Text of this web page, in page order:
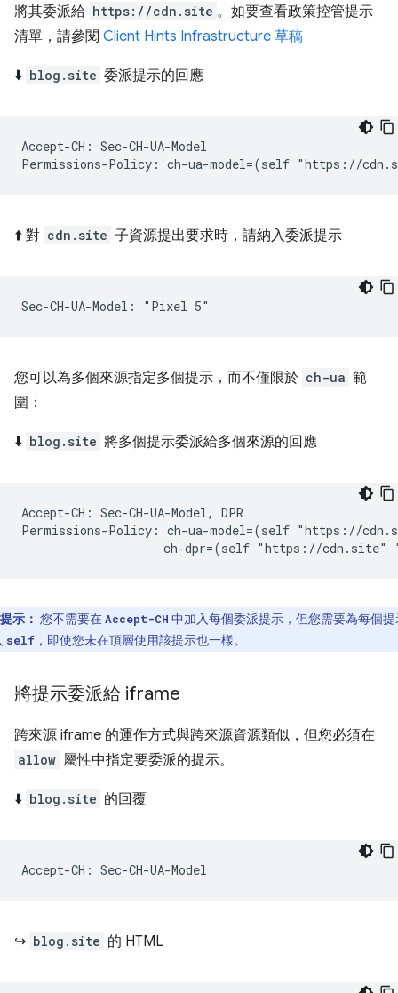
將其委派給 https://cdn.site 。如要查看政策控管提示
清單，請參閱 Client Hints Infrastructure 草稿
⬇️ blog.site 委派提示的回應
Accept-CH: Sec-CH-UA-Model
⬆️ 對 cdn.site 子資源提出要求時，請納入委派提示
您可以為多個來源指定多個提示，而不僅限於 ch-ua 範
圍：
⬇️ blog.site 將多個提示委派給多個來源的回應
Accept-CH: Sec-CH-UA-Model, DPR
Permissions-Policy: ch-ua-model=(self "https://
提示： 您不需要在Accept-CH 中加入每個委派提示，但您需要為每個提
self ，即使您未在頂層使用該提示也一樣。
將提示委派給 iframe
跨來源 iframe 的運作方式與跨來源資源類似，但您必須在
allow 屬性中指定要委派的提示。
⬇️ blog.site 的回覆
↪️ blog.site 的 HTML